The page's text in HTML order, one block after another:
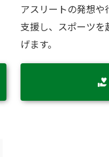
アスリートの発想
支援し、スポーツ
げます。